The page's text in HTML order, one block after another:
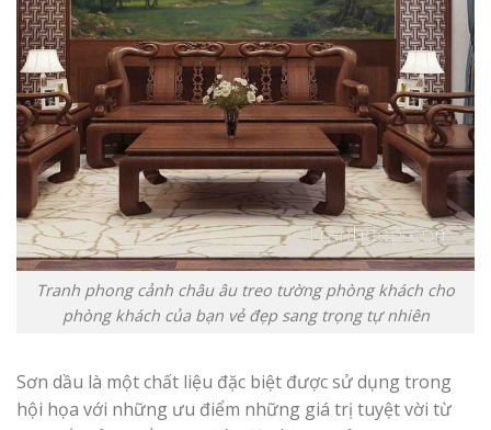
Tranh phong cảnh châu âu treo tường phòng khách cho
phòng khách của bạn vẻ đẹp sang trọng tự nhiên
Sơn dầu là một chất liệu đặc biệt được sử dụng trong
hội họa với những ưu điểm những giá trị tuyệt vời từ